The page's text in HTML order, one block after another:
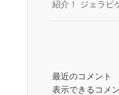
紹介！ ジェラピ
最近のコメント
表示できるコメ